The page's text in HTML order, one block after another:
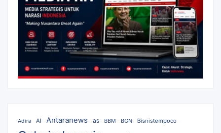
Adira AI Antaranews as BBM BGN Bisnistempoco